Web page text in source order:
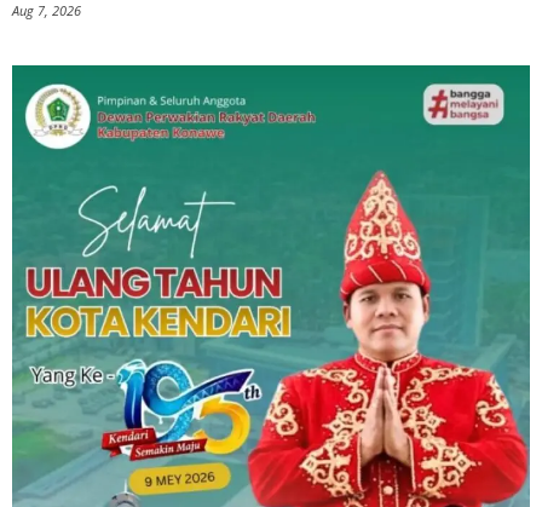
Aug 7, 2026